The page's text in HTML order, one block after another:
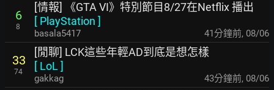
6
8
[情報] 《GTA VI》特別節目8/27在Netflix 播出
[ PlayStation ]
basala5417 41分鐘前, 08/06
33
74
[閒聊] LCK這些年輕AD到底是想怎樣
[ LoL ]
gakkag 43分鐘前, 08/06